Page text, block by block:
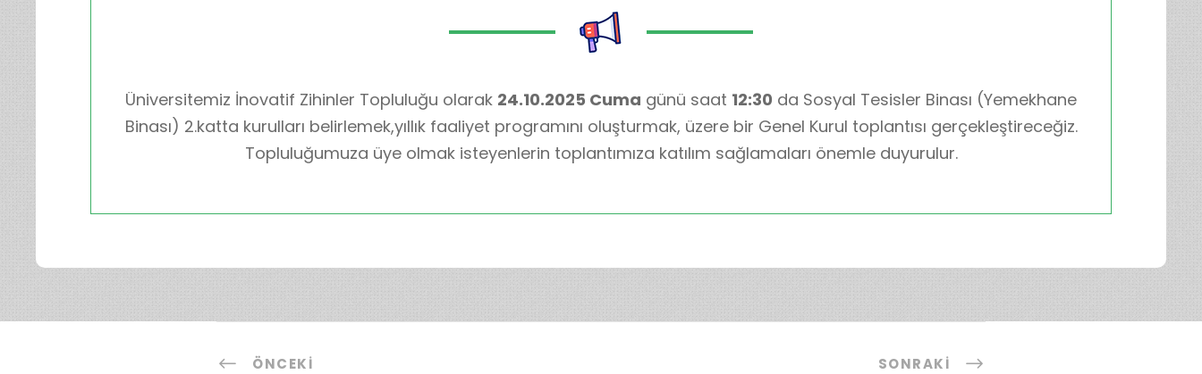
Üniversitemiz İnovatif Zihinler Topluluğu olarak 24.10.2025 Cuma günü saat 12:30 da Sosyal Tesisler Binası (Yemekhane
Binası) 2.katta kurulları belirlemek,yıllık faaliyet programını oluşturmak, üzere bir Genel Kurul toplantısı gerçekleştireceğiz.
Topluluğumuza üye olmak isteyenlerin toplantımıza katılım sağlamaları önemle duyurulur.
ÖNCEKI SONRAKI